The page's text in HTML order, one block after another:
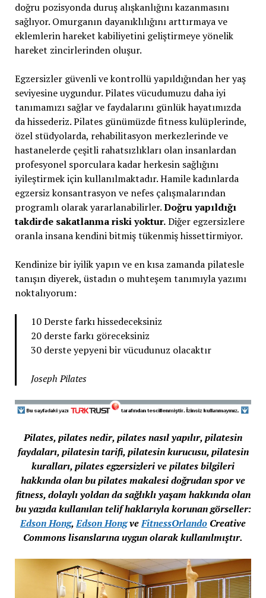
doğru pozisyonda duruş alışkanlığını kazanmasını
sağlıyor. Omurganın dayanıklılığını arttırmaya ve
eklemlerin hareket kabiliyetini geliştirmeye yönelik
hareket zincirlerinden oluşur.
Egzersizler güvenli ve kontrollü yapıldığından her yaş
seviyesine uygundur. Pilates vücudumuzu daha iyi
tanımamızı sağlar ve faydalarını günlük hayatımızda
da hissederiz. Pilates günümüzde fitness kulüplerinde,
özel stüdyolarda, rehabilitasyon merkezlerinde ve
hastanelerde çeşitli rahatsızlıkları olan insanlardan
profesyonel sporculara kadar herkesin sağlığını
iyileştirmek için kullanılmaktadır. Hamile kadınlarda
egzersiz konsantrasyon ve nefes çalışmalarından
programlı olarak yararlanabilirler.Doğru yapıldığı
takdirde sakatlanma riski yoktur.Diğer egzersizlere
oranla insana kendini bitmiş tükenmiş hissettirmiyor.
Kendinize bir iyilik yapın ve en kısa zamanda pilatesle
tanışın diyerek, üstadın o muhteşem tanımıyla yazımı
noktalıyorum:
10 Derste farkı hissedeceksiniz
20 derste farkı göreceksiniz
30 derste yepyeni bir vücudunuz olacaktır
Joseph Pilates
Pilates, pilates nedir, pilates nasıl yapılır, pilatesin
faydaları, pilatesin tarifi, pilatesin kurucusu, pilatesin
kuralları, pilates egzersizleri ve pilates bilgileri
hakkında olan bu pilates makalesi doğrudan spor ve
fitness, dolaylı yoldan da sağlıklı yaşam hakkında olan
bu yazıda kullanılan telif haklarıyla korunan görseller:
Edson Hong,Edson HongveFitnessOrlando Creative
Commons lisanslarına uygun olarak kullanılmıştır.